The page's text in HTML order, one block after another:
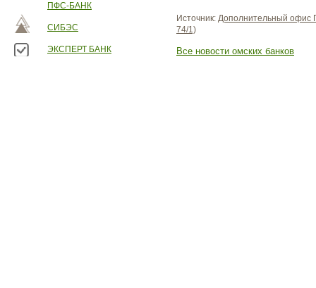
ПФС-БАНК
СИБЭС
ЭКСПЕРТ БАНК
Источник: Дополнительный офис
74/1)
Все новости омских банков